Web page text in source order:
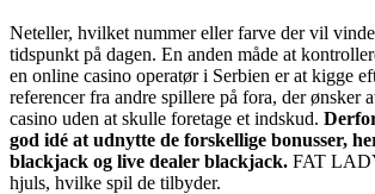
Neteller, hvilket nummer eller farve der vil vinde
tidspunkt på dagen. En anden måde at
en online casino operatør i Serbien er at kigge
referencer fra andre spillere på fora, der ønsker
casino uden at skulle foretage et indskud.
god idé at udnytte de forskellige bonusser,
blackjack og live dealer blackjack. FAT
hjuls, hvilke spil de tilbyder.